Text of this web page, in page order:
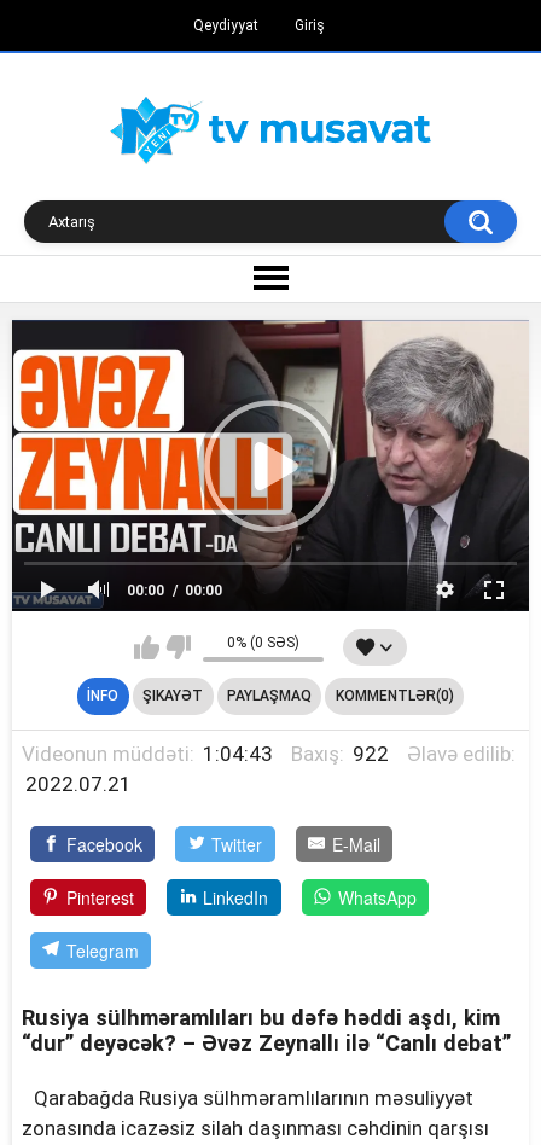
Qeydiyyat Giriş
00:00 00:00
0% (0 SƏS)
İNFO ŞIKAYƏT PAYLAŞMAQ KOMMENTLƏR(0)
Videonun müddəti: 1:04:43 Baxış: 922
Əlavə edilib:
2022.07.21
Facebook Twitter E-Mail
Pinterest LinkedIn WhatsApp
Telegram
Rusiya sülhməramlıları bu dəfə həddi aşdı, kim
“dur” deyəcək? – Əvəz Zeynallı ilə “Canlı debat”
Qarabağda Rusiya sülhməramlılarının məsuliyyət
zonasında icazəsiz silah daşınması cəhdinin qarşısı